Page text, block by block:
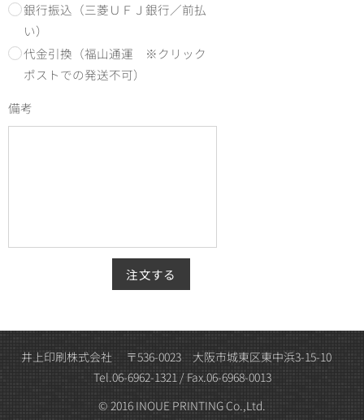
銀行振込（三菱ＵＦＪ銀行／前払
い）
代金引換（福山通運 ※クリック
ポストでの発送不可）
備考
注文する
井上印刷株式会社 〒536-0023 大阪市城東区東中浜3-15-10
Tel.06-6962-1321 / Fax.06-6968-0013
© 2016 INOUE PRINTING Co.,Ltd.